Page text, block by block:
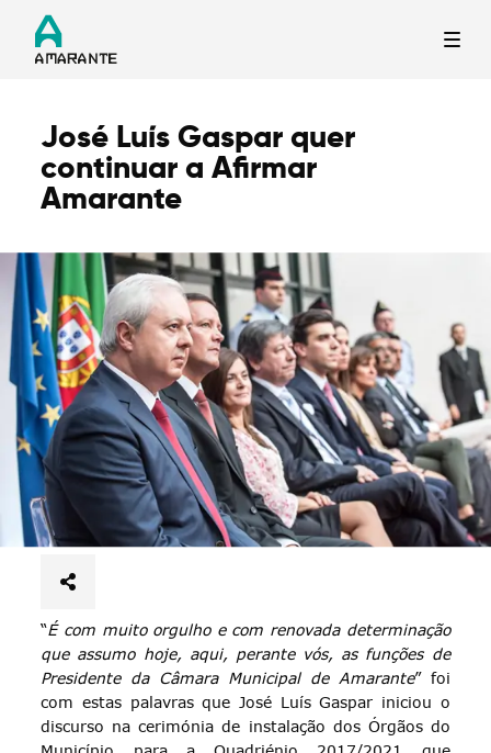
Termo de Pesquisa
Categorias gerais
Filtros
José Luís Gaspar quer
continuar a Afirmar
Amarante
“É com muito orgulho e com renovada determinação
que assumo hoje, aqui, perante vós, as funções de
Presidente da Câmara Municipal de Amarante” foi
com estas palavras que José Luís Gaspar iniciou o
discurso na cerimónia de instalação dos Órgãos do